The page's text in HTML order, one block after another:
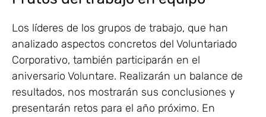
Los líderes de los grupos de trabajo, que han
analizado aspectos concretos del Voluntariado
Corporativo, también participarán en el
aniversario Voluntare. Realizarán un balance de
resultados, nos mostrarán sus conclusiones y
presentarán retos para el año próximo. En